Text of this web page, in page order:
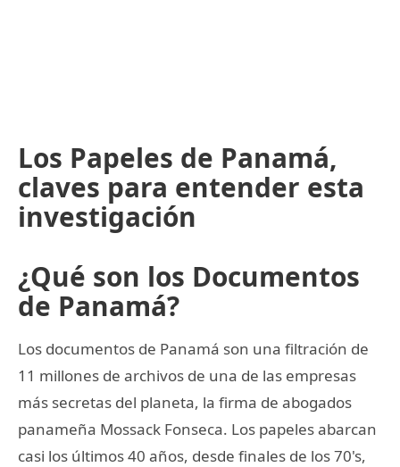
Los Papeles de Panamá,
claves para entender esta
investigación
¿Qué son los Documentos
de Panamá?
Los documentos de Panamá son una filtración de
11 millones de archivos de una de las empresas
más secretas del planeta, la firma de abogados
panameña Mossack Fonseca. Los papeles abarcan
casi los últimos 40 años, desde finales de los 70's,